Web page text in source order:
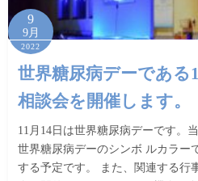
9
9月
2022
世界糖尿病デーである
相談会を開催します。
11月14日は世界糖尿病デーです。
世界糖尿病デーのシンボ ルカラー
する予定です。 また、関連する行